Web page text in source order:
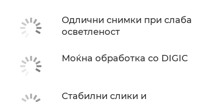
Одлични снимки при слаба
осветленост
Моќна обработка со DIGIC
Стабилни слики и